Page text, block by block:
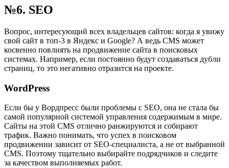
№6. SEO
Вопрос, интересующий всех владельцев сайтов: когда я увижу
свой сайт в топ-3 в Яндекс и Google? А ведь CMS может
косвенно повлиять на продвижение сайта в поисковых
системах. Например, если постоянно будут создаваться дубли
страниц, то это негативно отразится на проекте.
WordPress
Если бы у Вордпресс были проблемы с SEO, она не стала бы
самой популярной системой управления содержимым в мире.
Сайты на этой CMS отлично ранжируются и собирают
трафик. Важно понимать, что успех в поисковом
продвижении зависит от SEO-специалиста, а не от выбранной
CMS. Поэтому тщательно выбирайте подрядчиков и следите
за качеством выполняемых работ.